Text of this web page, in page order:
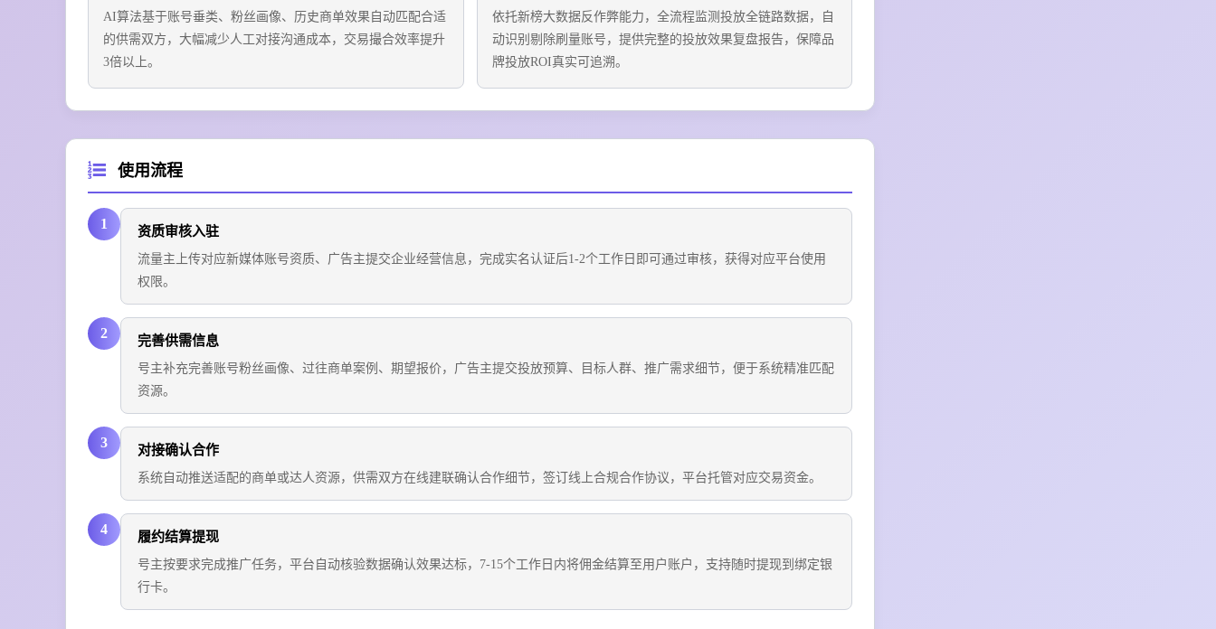
AI算法基于账号垂类、粉丝画像、历史商单效果自动匹配合适
的供需双方，大幅减少人工对接沟通成本，交易撮合效率提升
3倍以上。
依托新榜大数据反作弊能力，全流程监测投放全链路数据，自
动识别剔除刷量账号，提供完整的投放效果复盘报告，保障品
牌投放ROI真实可追溯。
使用流程
1 资质审核入驻
流量主上传对应新媒体账号资质、广告主提交企业经营信息，完成实名认证后1-2个工作日即可通过审核，获得对应平台使用
权限。
2 完善供需信息
号主补充完善账号粉丝画像、过往商单案例、期望报价，广告主提交投放预算、目标人群、推广需求细节，便于系统精准匹配
资源。
3 对接确认合作
系统自动推送适配的商单或达人资源，供需双方在线建联确认合作细节，签订线上合规合作协议，平台托管对应交易资金。
4 履约结算提现
号主按要求完成推广任务，平台自动核验数据确认效果达标，7-15个工作日内将佣金结算至用户账户，支持随时提现到绑定银
行卡。